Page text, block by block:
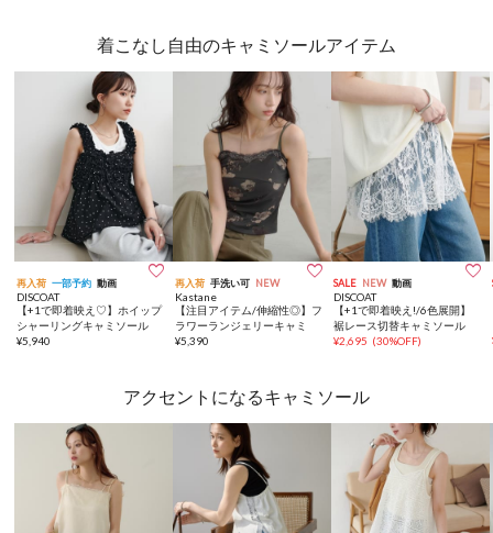
着こなし自由のキャミソールアイテム
再入荷 一部予約 動画 
DISCOAT
【+1で即着映え♡】ホイップ
シャーリングキャミソール
¥5,940
再入荷 手洗い可 NEW 
Kastane
【注目アイテム/伸縮性◎】フ
ラワーランジェリーキャミ
¥5,390
SALE NEW 動画 
DISCOAT
【+1で即着映え!/6色展開】
裾レース切替キャミソール
¥2,695 (30%OFF)
アクセントになるキャミソール